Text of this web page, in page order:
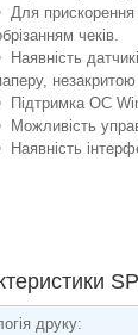
Для
чеків.
Наявність
Підтримка ОС
Можливість
Наявність
друку: